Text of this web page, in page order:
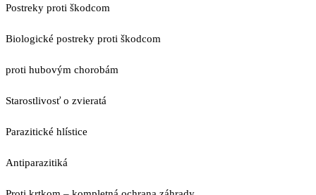
Postreky proti škodcom
Biologické postreky proti škodcom
proti hubovým chorobám
Starostlivosť o zvieratá
Parazitické hlístice
Antiparazitiká